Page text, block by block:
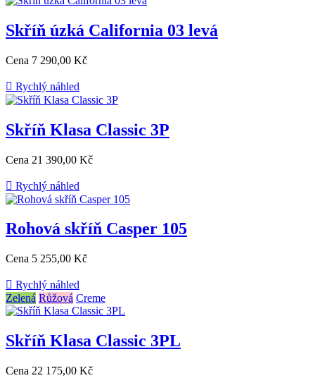
Skříň úzká California 03 levá
Cena 7 290,00 Kč
 Rychlý náhled
Skříň Klasa Classic 3P
Cena 21 390,00 Kč
 Rychlý náhled
Rohová skříň Casper 105
Cena 5 255,00 Kč
 Rychlý náhled
Zelená Růžová Creme
Skříň Klasa Classic 3PL
Cena 22 175,00 Kč